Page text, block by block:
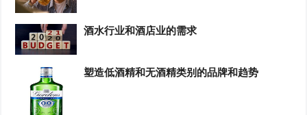
酒水行业和酒店业的需求
塑造低酒精和无酒精类别的品牌和趋势